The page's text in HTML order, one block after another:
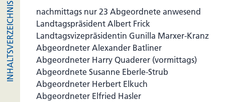
INHALTSVERZEICHNIS
nachmittags nur 23 Abgeordnete anwesend
Landtagspräsident Albert Frick
Landtagsvizepräsidentin Gunilla Marxer-Kranz
Abgeordneter Alexander Batliner
Abgeordneter Harry Quaderer (vormittags)
Abgeordnete Susanne Eberle-Strub
Abgeordneter Herbert Elkuch
Abgeordneter Elfried Hasler